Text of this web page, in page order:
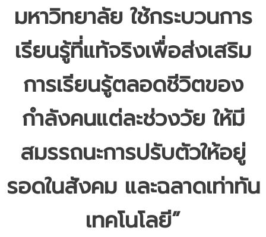
- - อนามัยสิ่งแวดล้อมและสาธารณภัย
- - วิทยาศาสตร์การแพทย์
- - ความมั่นคงปลอดภัยไซเบอร์
- - อุตสาหกรรมชีวภาพเพื่อธุรกิจ
- ศึกษาศาสตรบัณฑิต
- เทคโนโลยีบัณฑิต
- - เทคโนโลยีสารสนเทศ
- ศูนย์เครื่องมือปฏิบัติการวิทยาศาสตร์
มหาวิทยาลัย ใช้กระบวนการ
เรียนรู้ที่แท้จริงเพื่อส่งเสริม
การเรียนรู้ตลอดชีวิตของ
กำลังคนแต่ละช่วงวัย ให้มี
สมรรถนะการปรับตัวให้อยู่
รอดในสังคม และฉลาดเท่าทัน
เทคโนโลยี”